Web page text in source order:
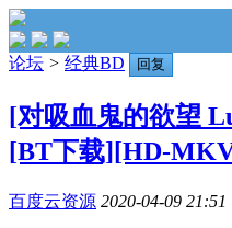
论坛 > 经典BD 回复
[对吸血鬼的欲望
[BT下载][HD-
百度云资源 2020-04-09 21:51